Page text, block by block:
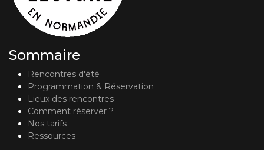
Sommaire
Rencontres d'été
Programmation & Réservation
Lieux des rencontres
Comment réserver ?
Nos tarifs
Ressources